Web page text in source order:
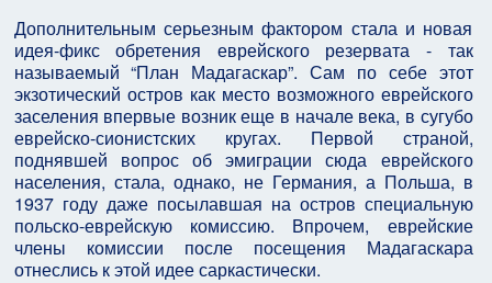
Дополнительным серьезным фактором стала и новая
идея-фикс обретения еврейского резервата - так
называемый “План Мадагаскар”. Сам по себе этот
экзотический остров как место возможного еврейского
заселения впервые возник еще в начале века, в сугубо
еврейско-сионистских кругах. Первой страной,
поднявшей вопрос об эмиграции сюда еврейского
населения, стала, однако, не Германия, а Польша, в
1937 году даже посылавшая на остров специальную
польско-еврейскую комиссию. Впрочем, еврейские
члены комиссии после посещения Мадагаскара
отнеслись к этой идее саркастически.